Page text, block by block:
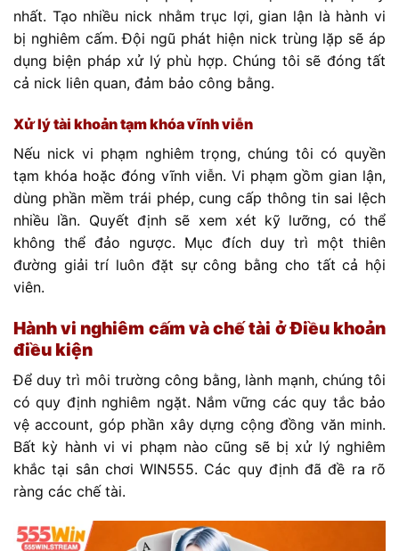
nhất. Tạo nhiều nick nhằm trục lợi, gian lận là hành vi
bị nghiêm cấm. Đội ngũ phát hiện nick trùng lặp sẽ áp
dụng biện pháp xử lý phù hợp. Chúng tôi sẽ đóng tất
cả nick liên quan, đảm bảo công bằng.
Xử lý tài khoản tạm khóa vĩnh viễn
Nếu nick vi phạm nghiêm trọng, chúng tôi có quyền
tạm khóa hoặc đóng vĩnh viễn. Vi phạm gồm gian lận,
dùng phần mềm trái phép, cung cấp thông tin sai lệch
nhiều lần. Quyết định sẽ xem xét kỹ lưỡng, có thể
không thể đảo ngược. Mục đích duy trì một thiên
đường giải trí luôn đặt sự công bằng cho tất cả hội
viên.
Hành vi nghiêm cấm và chế tài ở Điều khoản
điều kiện
Để duy trì môi trường công bằng, lành mạnh, chúng tôi
có quy định nghiêm ngặt. Nắm vững các quy tắc bảo
vệ account, góp phần xây dựng cộng đồng văn minh.
Bất kỳ hành vi vi phạm nào cũng sẽ bị xử lý nghiêm
khắc tại sân chơi WIN555. Các quy định đã đề ra rõ
ràng các chế tài.